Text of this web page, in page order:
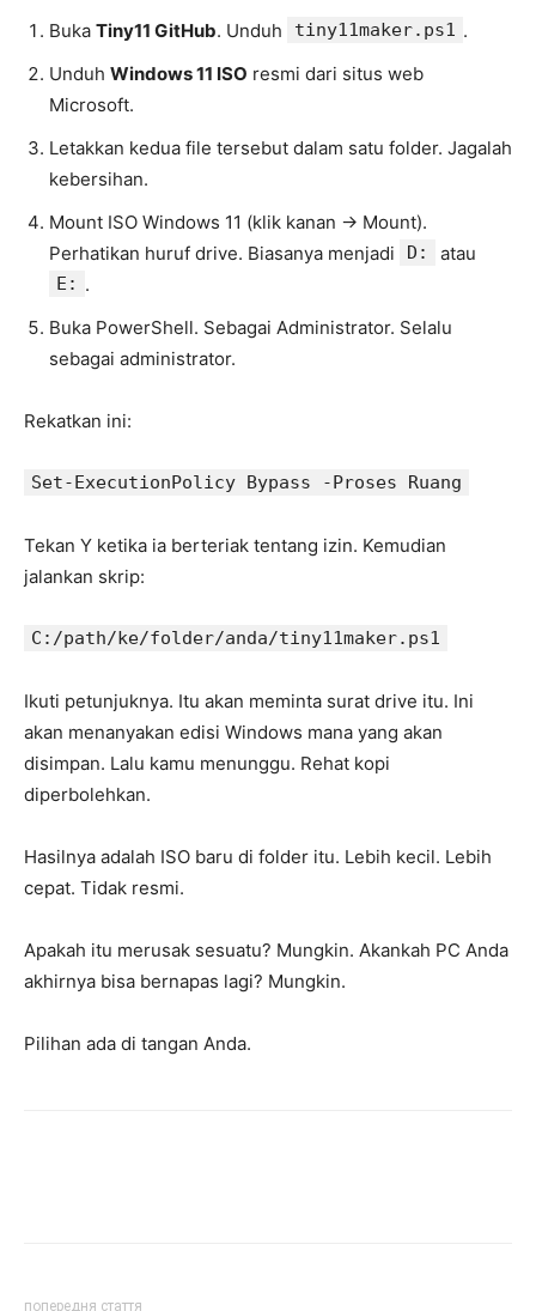
Buka Tiny11 GitHub. Unduh tiny11maker.ps1 .
Unduh Windows 11 ISO resmi dari situs web
Microsoft.
Letakkan kedua file tersebut dalam satu folder. Jagalah
kebersihan.
Mount ISO Windows 11 (klik kanan -> Mount).
Perhatikan huruf drive. Biasanya menjadi
D: atau
E: .
Buka PowerShell. Sebagai Administrator. Selalu
sebagai administrator.
Rekatkan ini:
Set-ExecutionPolicy Bypass -Proses Ruang
Tekan Y ketika ia berteriak tentang izin. Kemudian
jalankan skrip:
C:/path/ke/folder/anda/tiny11maker.ps1
Ikuti petunjuknya. Itu akan meminta surat drive itu. Ini
akan menanyakan edisi Windows mana yang akan
disimpan. Lalu kamu menunggu. Rehat kopi
diperbolehkan.
Hasilnya adalah ISO baru di folder itu. Lebih kecil. Lebih
cepat. Tidak resmi.
Apakah itu merusak sesuatu? Mungkin. Akankah PC Anda
akhirnya bisa bernapas lagi? Mungkin.
Pilihan ada di tangan Anda.
попередня стаття